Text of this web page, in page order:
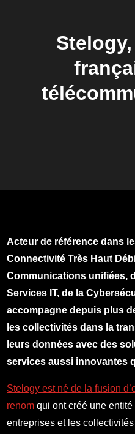
Acteur de référence dans
Connectivité Très Haut
Communications unifiées,
Services IT, de la
accompagne depuis plus
les collectivités dans la
leurs données avec des
services aussi innovantes
Stelogy est né de la fusion
renom qui ont créé une
entreprises et les